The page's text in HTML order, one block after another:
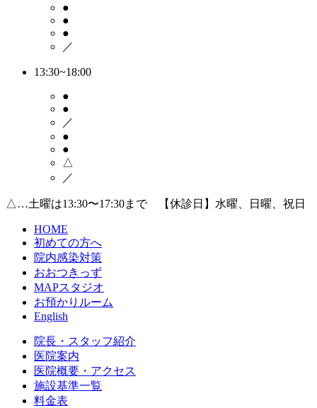
●
●
●
／
13:30~18:00
●
●
／
●
●
△
／
△…土曜は13:30〜17:30まで 【休診日】水曜、日曜、祝日
HOME
初めての方へ
院内感染対策
おおつきっず
MAPスタジオ
お預かりルーム
English
院長・スタッフ紹介
医院案内
医院概要・アクセス
施設基準一覧
料金表